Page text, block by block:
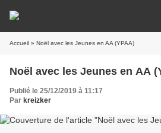
Accueil » Noël avec les Jeunes en AA (YPAA)
Noël avec les Jeunes en AA
Publié le 25/12/2019 à 11:17
Par kreizker